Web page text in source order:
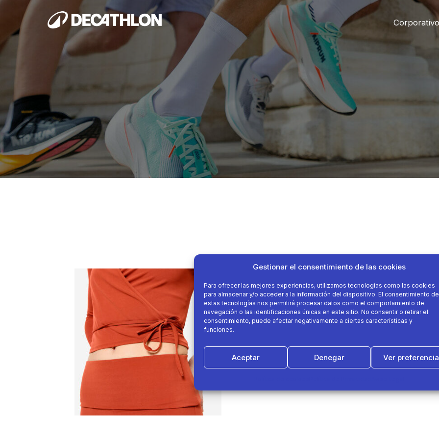
Gestionar el consentimiento de las cookies
Para ofrecer las mejores experiencias, utilizamos tecnologías como las cookies
para almacenar y/o acceder a la información del dispositivo. El consentimiento de
estas tecnologías nos permitirá procesar datos como el comportamiento de
navegación o las identificaciones únicas en este sitio. No consentir o retirar el
consentimiento, puede afectar negativamente a ciertas características y
funciones.
Aceptar Denegar Ver
Corporativo